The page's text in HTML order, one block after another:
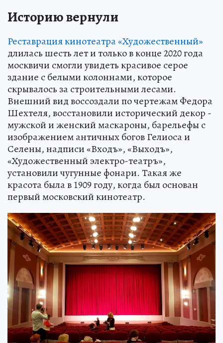
Историю вернули
Реставрация кинотеатра «Художественный»
длилась шесть лет и только в конце 2020 года
москвичи смогли увидеть красивое серое
здание с белыми колоннами, которое
скрывалось за строительными лесами.
Внешний вид воссоздали по чертежам Федора
Шехтеля, восстановили исторический декор -
мужской и женский маскароны, барельефы с
изображением античных богов Гелиоса и
Селены, надписи «Входъ», «Выходъ»,
«Художественный электро-театръ»,
установили чугунные фонари. Такая же
красота была в 1909 году, когда был основан
первый московский кинотеатр.